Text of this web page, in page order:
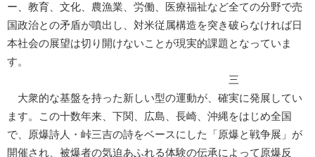
ー、教育、文化、農漁業、労働、医療福祉など全ての分野で売
国政治との矛盾が噴出し、対米従属構造を突き破らなければ日
本社会の展望は切り開けないことが現実的課題となっていま
す。
三
大衆的な基盤を持った新しい型の運動が、確実に発展してい
ます。この十数年来、下関、広島、長崎、沖縄をはじめ全国
で、原爆詩人・峠三吉の詩をベースにした「原爆と戦争展」が
開催され、被爆者の気迫あふれる体験の伝承によって原爆反